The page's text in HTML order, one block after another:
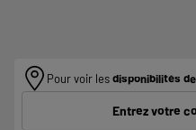
équipements pas cher et de grandes
DOIT ETRE REMBOURSE.
REMBOURSEMENT AVANT
Pour voir lesdisponibilités
Entrez votre